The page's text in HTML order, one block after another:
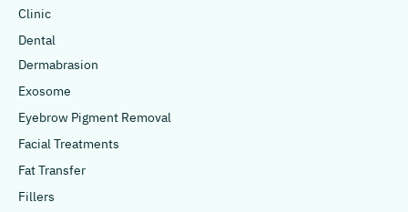
Clinic
Dental
Dermabrasion
Exosome
Eyebrow Pigment Removal
Facial Treatments
Fat Transfer
Fillers